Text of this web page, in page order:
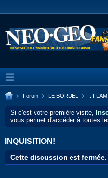
Forum LE BORDEL .:
Si c'est votre première visite,
vous permet d'accéder à toutes
INQUISITION!
Cette discussion est fermée.